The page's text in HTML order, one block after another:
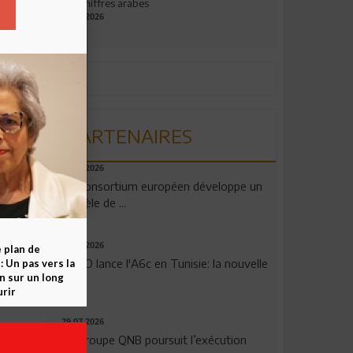
aux chiffres arabes
09.07.2026
PARTENAIRES
06.08.2026
Un consortium européen développe un
modèle de ...
04.08.2026
OPPO lance l'A6c en Tunisie: la nouvelle
...
29.07.2026
Le Groupe QNB poursuit l’exécution
plan de
Un pas vers la
sur un long